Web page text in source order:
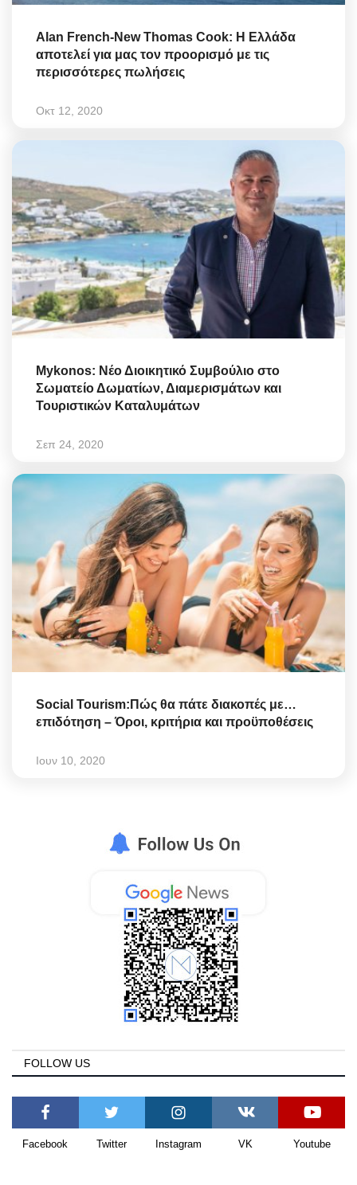
Alan French-New Thomas Cook: Η Ελλάδα
αποτελεί για μας τον προορισμό με τις
περισσότερες πωλήσεις
Οκτ 12, 2020
Mykonos: Νέο Διοικητικό Συμβούλιο στο
Σωματείο Δωματίων, Διαμερισμάτων και
Τουριστικών Καταλυμάτων
Σεπ 24, 2020
Social Tourism:Πώς θα πάτε διακοπές με…
επιδότηση – Όροι, κριτήρια και προϋποθέσεις
Ιουν 10, 2020
FOLLOW US
Facebook Twitter Instagram VK Youtube